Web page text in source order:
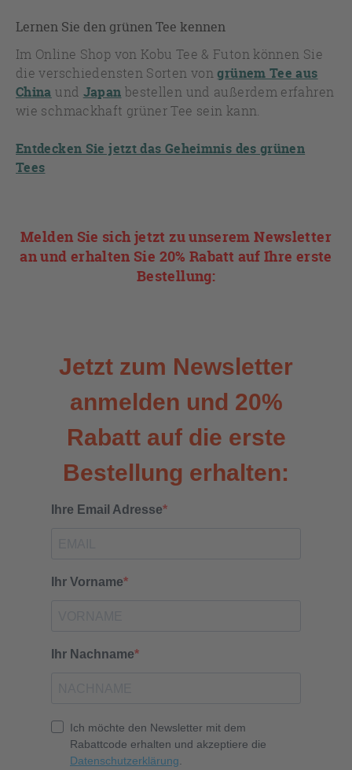
Lernen Sie den grünen Tee kennen
Im Online Shop von Kobu Tee & Futon können Sie
die verschiedensten Sorten vongrünem Tee aus
China und Japan bestellen und außerdem erfahren
wie schmackhaft grüner Tee sein kann.
Entdecken Sie jetzt das Geheimnis des grünen
Tees
Melden Sie sich jetzt zu unserem Newsletter
an und erhalten Sie 20% Rabatt auf Ihre erste
Bestellung: